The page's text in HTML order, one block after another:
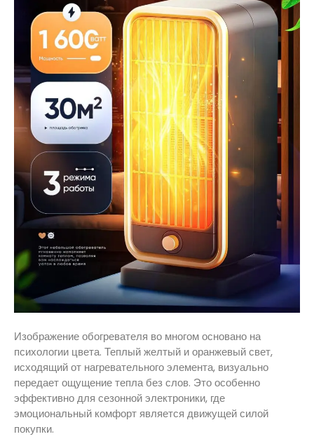
Изображение обогревателя во многом основано на
психологии цвета. Теплый желтый и оранжевый свет,
исходящий от нагревательного элемента, визуально
передает ощущение тепла без слов. Это особенно
эффективно для сезонной электроники, где
эмоциональный комфорт является движущей силой
покупки.